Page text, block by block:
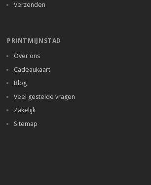
Verzenden
PRINTMIJNSTAD
Over ons
Cadeaukaart
Blog
Veel gestelde vragen
Zakelijk
Sitemap